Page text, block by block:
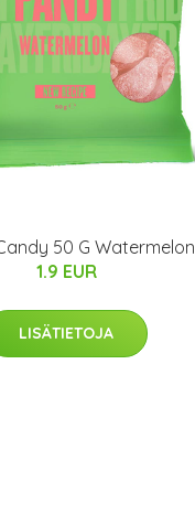
50 G Watermelon
1.9 EUR
LISÄTIETOJA